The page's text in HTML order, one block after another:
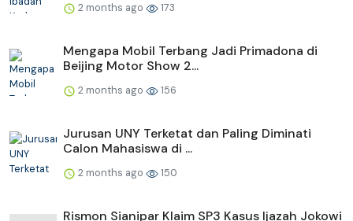
2 months ago 173
Mengapa Mobil Terbang Jadi Primadona di
Beijing Motor Show 2...
2 months ago 156
Jurusan UNY Terketat dan Paling Diminati
Calon Mahasiswa di ...
2 months ago 150
Rismon Sianipar Klaim SP3 Kasus Ijazah Jokowi